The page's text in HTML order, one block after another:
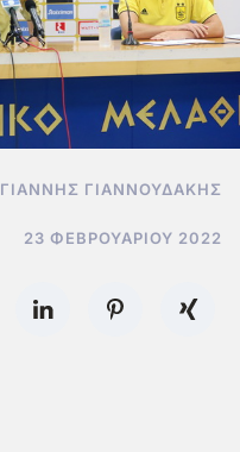
ΓΙΆΝΝΗΣ ΓΙΑΝΝΟΥΔΆΚΗΣ
23 ΦΕΒΡΟΥΑΡΊΟΥ 2022